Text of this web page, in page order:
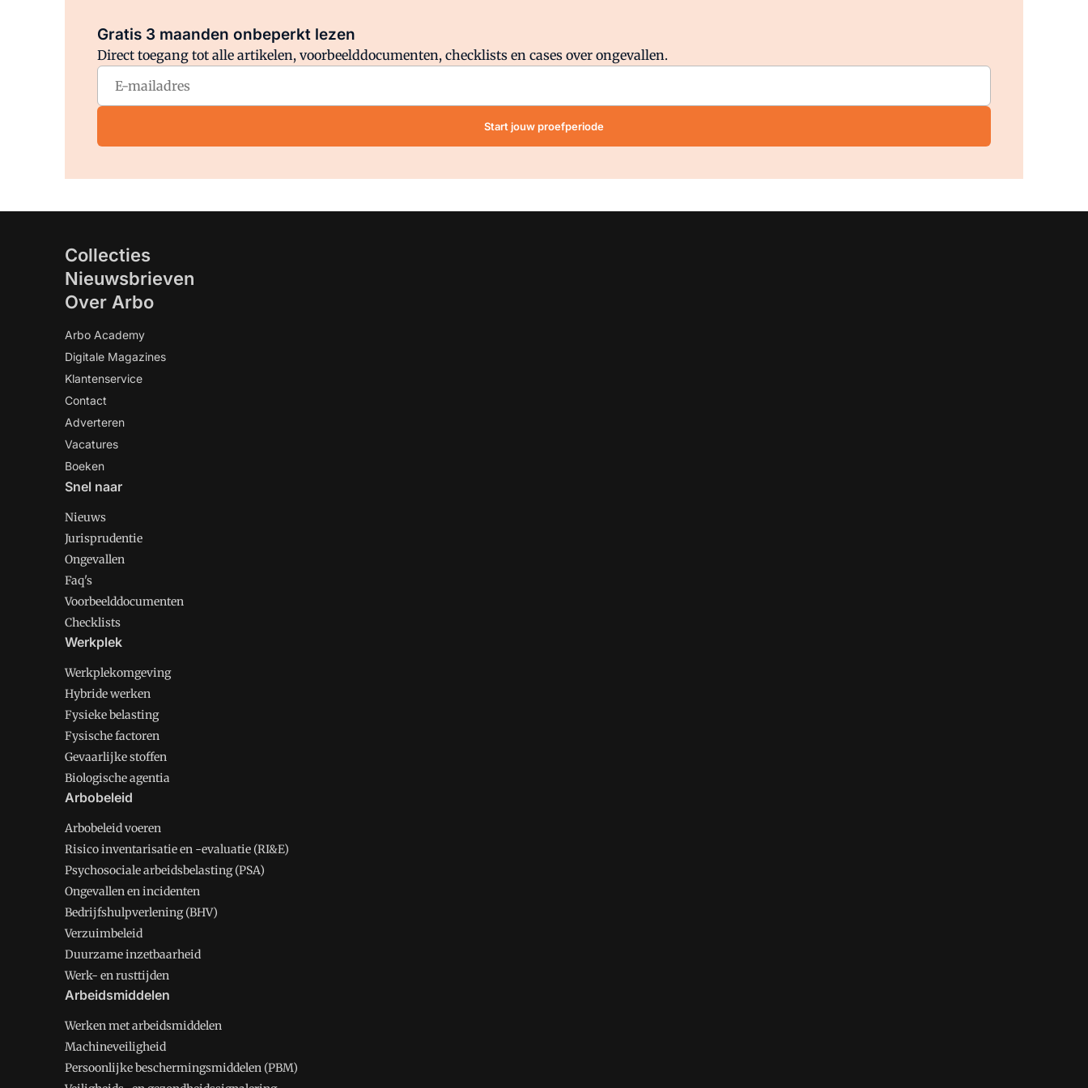
Gratis 3 maanden onbeperkt lezen
Direct toegang tot alle artikelen, voorbeelddocumenten, checklists en cases over ongevallen.
Start jouw proefperiode
Collecties
Nieuwsbrieven
Over Arbo
Arbo Academy
Digitale Magazines
Klantenservice
Contact
Adverteren
Vacatures
Boeken
Snel naar
Nieuws
Jurisprudentie
Ongevallen
Faq's
Voorbeelddocumenten
Checklists
Werkplek
Werkplekomgeving
Hybride werken
Fysieke belasting
Fysische factoren
Gevaarlijke stoffen
Biologische agentia
Arbobeleid
Arbobeleid voeren
Risico inventarisatie en -evaluatie (RI&E)
Psychosociale arbeidsbelasting (PSA)
Ongevallen en incidenten
Bedrijfshulpverlening (BHV)
Verzuimbeleid
Duurzame inzetbaarheid
Werk- en rusttijden
Arbeidsmiddelen
Werken met arbeidsmiddelen
Machineveiligheid
Persoonlijke beschermingsmiddelen (PBM)